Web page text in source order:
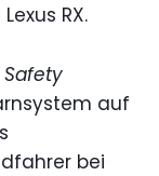
RX.
Safety
auf
bei